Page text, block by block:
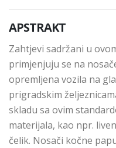
APSTRAKT
Zahtjevi sadržani u
primjenjuju se na
opremljena vozila na
prigradskim
skladu sa ovim
materijala, kao npr.
čelik. Nosači kočne